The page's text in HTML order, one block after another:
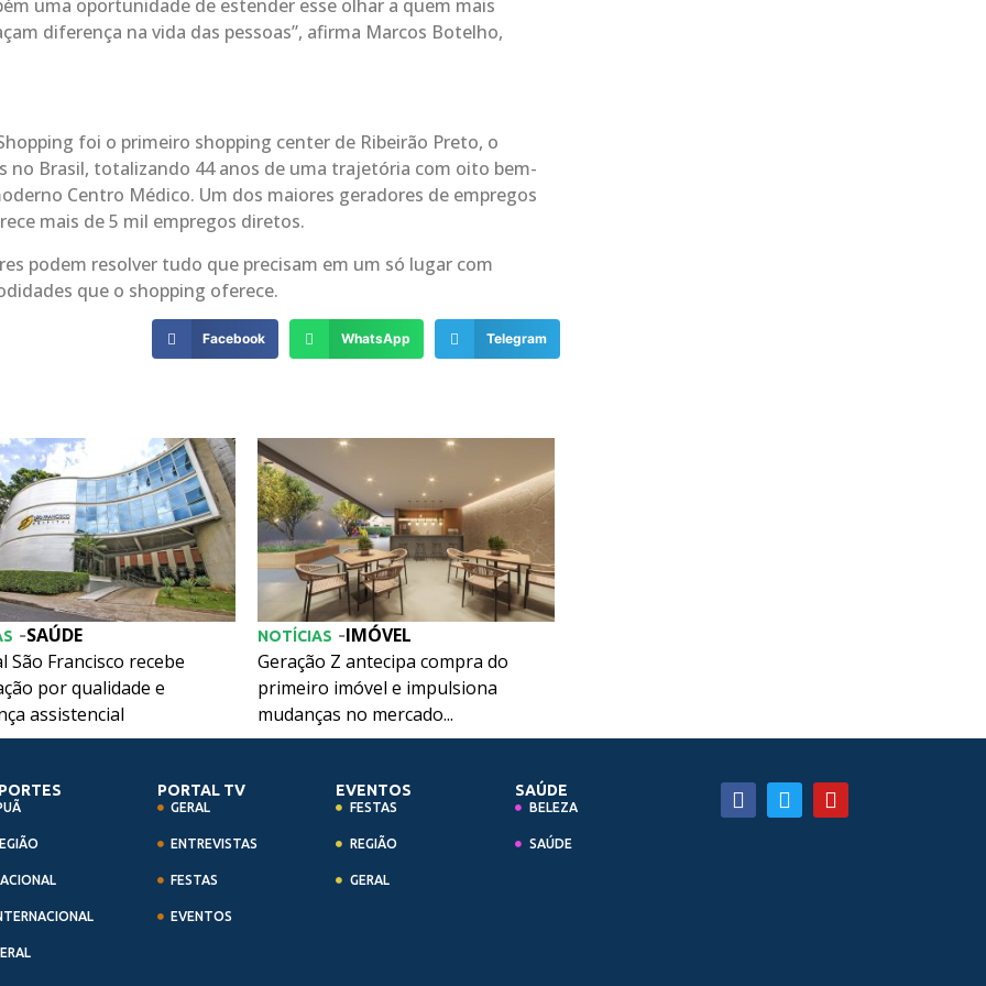
uma oportunidade de estender esse olhar a quem mais
diferença na vida das pessoas”, afirma Marcos Botelho,
foi o primeiro shopping center de Ribeirão Preto, o
no Brasil, totalizando 44 anos de uma trajetória com oito bem-
Centro Médico. Um dos maiores geradores de empregos
mais de 5 mil empregos diretos.
podem resolver tudo que precisam em um só lugar com
que o shopping oferece.
Facebook WhatsApp Telegram
SAÚDE
-
São Francisco recebe
por qualidade e
assistencial
IMÓVEL
NOTÍCIAS -
Geração Z antecipa compra do
primeiro imóvel e impulsiona
mudanças no mercado...
PORTAL TV
GERAL
ENTREVISTAS
FESTAS
EVENTOS
EVENTOS
FESTAS
REGIÃO
GERAL
SAÚDE
BELEZA
SAÚDE